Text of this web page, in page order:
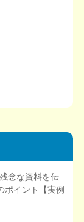
念な資料を伝
ポイント【実例